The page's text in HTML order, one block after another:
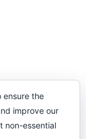
que
ensure the
improve our
non-essential